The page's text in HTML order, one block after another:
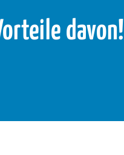
davon!